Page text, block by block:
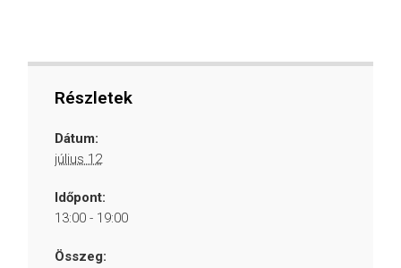
Részletek
Dátum:
július 12
Időpont:
13:00 - 19:00
Összeg: